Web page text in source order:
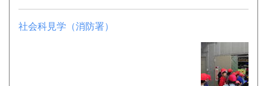
社会科見学（消防署）